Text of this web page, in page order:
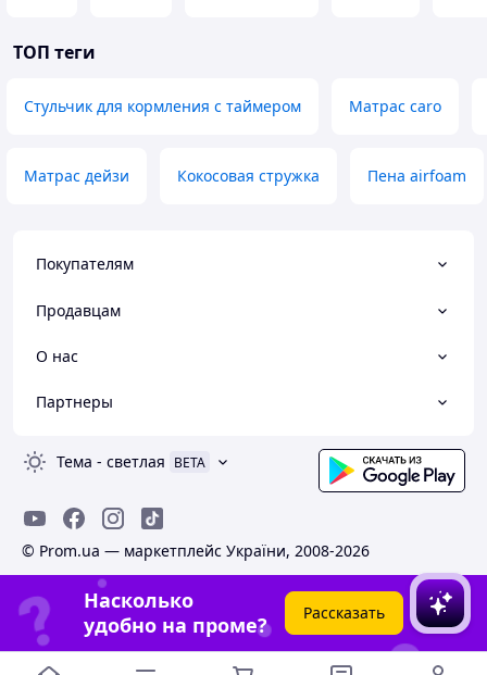
ТОП теги
Стульчик для кормления с таймером Матрас caro
Матрас дейзи Кокосовая стружка Пена airfoam
Покупателям
Продавцам
О нас
Партнеры
Тема - светлая BETA
© Prom.ua — маркетплейс України, 2008-2026
Насколько
удобно на проме?
Рассказать